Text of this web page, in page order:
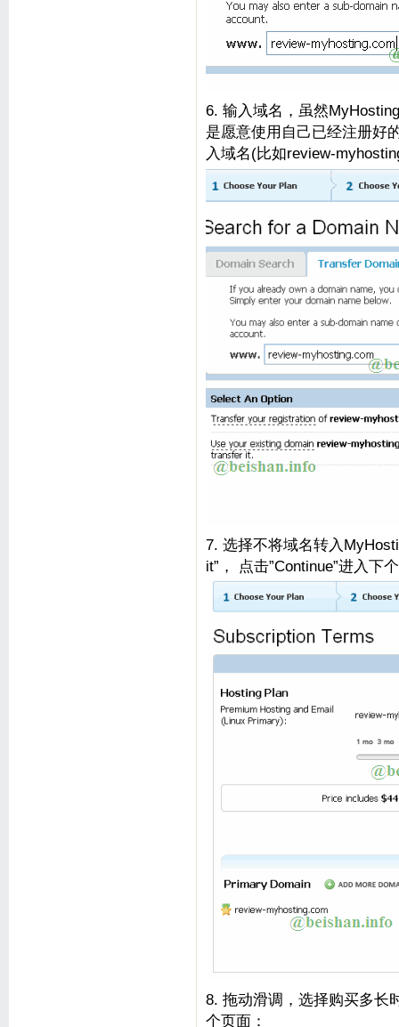
6. 输入域名，虽然
是愿意使用自己已经注册好
入域名(比如review-
7. 选择不将域名转入
it”， 点击”Continue”进入下
8. 拖动滑调，选择购买多长
个页面：